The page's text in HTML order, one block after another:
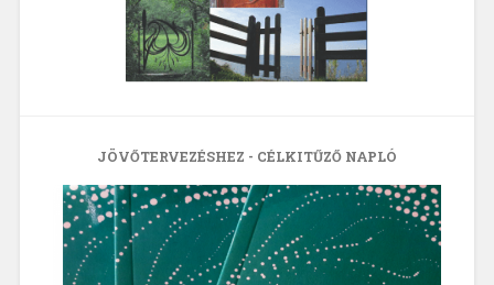
JÖVŐTERVEZÉSHEZ - CÉLKITŰZŐ NAPLÓ